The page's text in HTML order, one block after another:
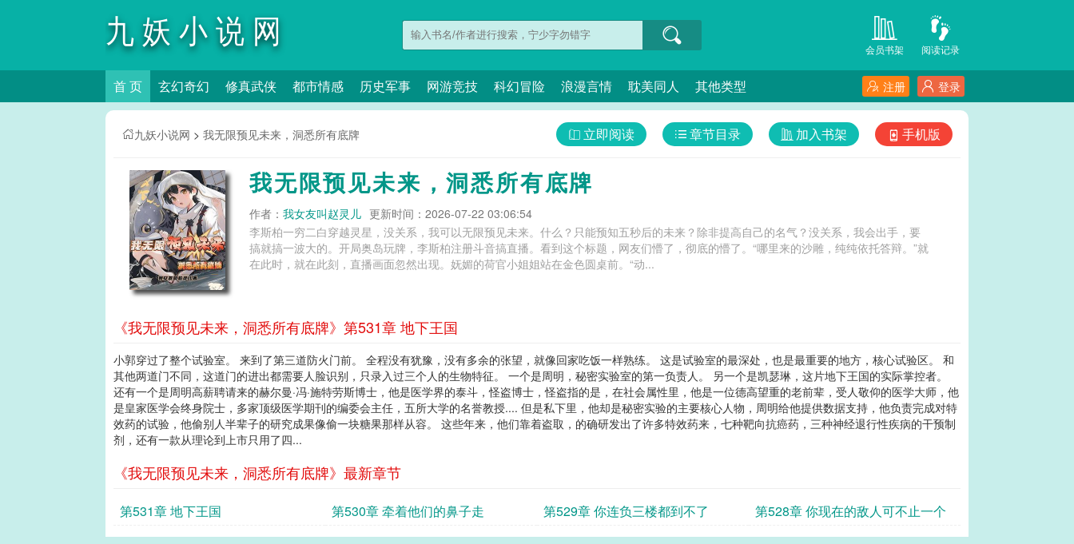
九妖小说网 阅读记录
会员书架
首 页 玄幻奇幻 修真武侠 都市情感 历史军事 网游竞技 科幻冒险 浪漫言情 耽美同人 其他类型 登录
注册
九妖小说网 > 我无限预见未来，洞悉所有底牌 手机版
加入书架
章节目录
立即阅读
我无限预见未来，洞悉所有底牌
作者： 我女友叫赵灵儿 更新时间：2026-07-22 03:06:54
李斯柏一穷二白穿越灵星，没关系，我可以无限预见未来。什么？只能预知五秒后的未来？除非提高自己的名气？没关系，我会出手，要
搞就搞一波大的。开局奥岛玩牌，李斯柏注册斗音搞直播。看到这个标题，网友们懵了，彻底的懵了。“哪里来的沙雕，纯纯依托答辩。”就
在此时，就在此刻，直播画面忽然出现。妩媚的荷官小姐姐站在金色圆桌前。“动...
《我无限预见未来，洞悉所有底牌》第531章 地下王国
小郭穿过了整个试验室。 来到了第三道防火门前。 全程没有犹豫，没有多余的张望，就像回家吃饭一样熟练。 这是试验室的最深处，也是最重要的地方，核心试验区。 和
其他两道门不同，这道门的进出都需要人脸识别，只录入过三个人的生物特征。 一个是周明，秘密实验室的第一负责人。 另一个是凯瑟琳，这片地下王国的实际掌控者。
还有一个是周明高薪聘请来的赫尔曼·冯·施特劳斯博士，他是医学界的泰斗，怪盗博士，怪盗指的是，在社会属性里，他是一位德高望重的老前辈，受人敬仰的医学大师，他
是皇家医学会终身院士，多家顶级医学期刊的编委会主任，五所大学的名誉教授.... 但是私下里，他却是秘密实验的主要核心人物，周明给他提供数据支持，他负责完成对特
效药的试验，他偷别人半辈子的研究成果像偷一块糖果那样从容。 这些年来，他们靠着盗取，的确研发出了许多特效药来，七种靶向抗癌药，三种神经退行性疾病的干预制
剂，还有一款从理论到上市只用了四...
《我无限预见未来，洞悉所有底牌》最新章节
第531章 地下王国 第530章 牵着他们的鼻子走 第529章 你连负三楼都到不了 第528章 你现在的敌人可不止一个